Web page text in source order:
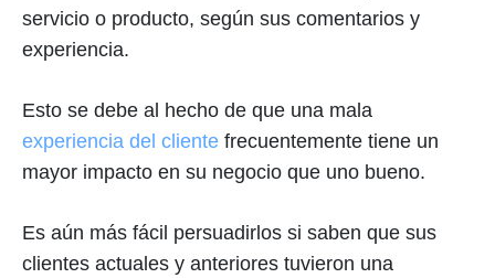
servicio o producto, según sus comentarios y
experiencia.
Esto se debe al hecho de que una mala
experiencia del cliente frecuentemente tiene un
mayor impacto en su negocio que uno bueno.
Es aún más fácil persuadirlos si saben que sus
clientes actuales y anteriores tuvieron una